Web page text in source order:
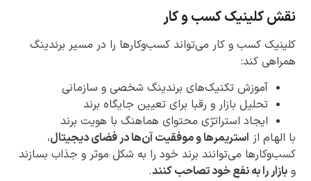
نقش کلینیک کسب و کار
کلینیک کسب و کار می‌تواند کسب‌وکارها را در مسیر برندینگ
همراهی کند:
آموزش تکنیک‌های برندینگ شخصی و سازمانی
تحلیل بازار و رقبا برای تعیین جایگاه برند
ایجاد استراتژی محتوای هماهنگ با هویت برند
با الهام از استریمرها و موفقیت آن‌ها در فضای دیجیتال،
کسب‌وکارها می‌توانند برند خود را به شکل موثر و جذاب بسازند
و بازار را به نفع خود تصاحب کنند.